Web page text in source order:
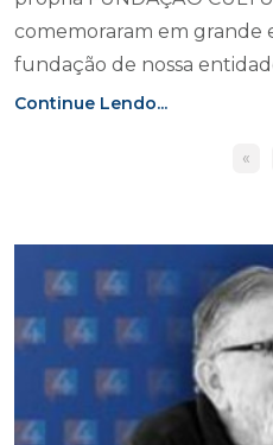
comemoraram em grande
fundação de nossa
Continue Lendo...
«